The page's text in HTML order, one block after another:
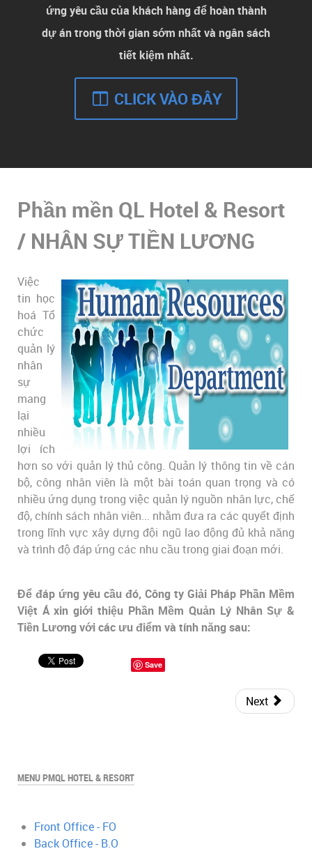
ứng yêu cầu của khách hàng để hoàn thành
dự án trong thời gian sớm nhất và ngân sách
tiết kiệm nhất.
CLICK VÀO ĐÂY
Phần mền QL Hotel & Resort
/ NHÂN SỰ TIỀN LƯƠNG
Việc
tin học
hoá Tổ
chức
quản lý
nhân
sự
mang
lại
nhiều
lợi ích
hơn so với quản lý thủ công. Quản lý thông tin về cán
bộ, công nhân viên là một bài toán quan trọng và có
nhiều ứng dụng trong việc quản lý nguồn nhân lực, chế
độ, chính sách nhân viên... nhằm đưa ra các quyết định
trong lĩnh vực xây dựng đội ngũ lao động đủ khả năng
và trình độ đáp ứng các nhu cầu trong giai đoạn mới.
Để đáp ứng yêu cầu đó, Công ty Giải Pháp Phần Mềm
Việt Á xin giới thiệu Phần Mềm Quản Lý Nhân Sự &
Tiền Lương với các ưu điểm và tính năng sau:
Save
Next
MENU PMQL HOTEL & RESORT
Front Office - FO
Back Office - B.O